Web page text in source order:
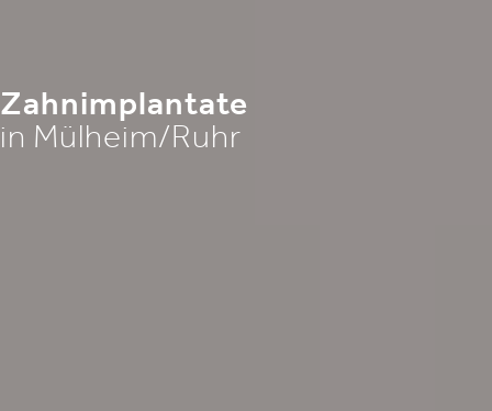
Zahnimplantate
in Mülheim/Ruhr